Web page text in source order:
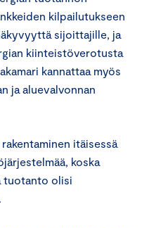
kilpailutukseen
sijoittajille, ja
kiinteistöverotusta
kannattaa myös
ja aluevalvonnan
itäisessä
koska
tuotanto olisi